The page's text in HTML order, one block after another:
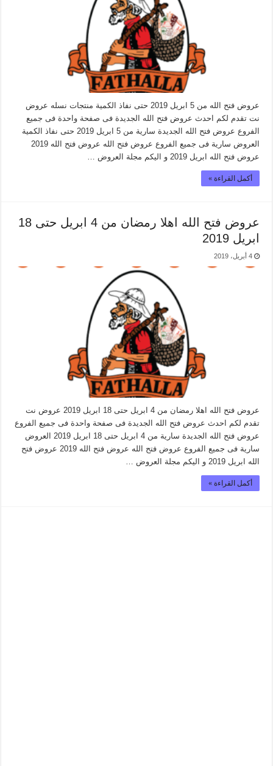
عروض فتح الله من 5 ابريل 2019 حتى نفاذ الكمية منتجات نسله عروض
نت تقدم لكم احدث عروض فتح الله الجديدة فى صفحة واحدة فى جميع
الفروع عروض فتح الله الجديدة سارية من 5 ابريل 2019 حتى نفاذ الكمية
العروض سارية فى جميع الفروع عروض فتح الله عروض فتح الله 2019
عروض فتح الله ابريل 2019 و اليكم مجلة العروض …
أكمل القراءة »
عروض فتح الله اهلا رمضان من 4 ابريل حتى 18
ابريل 2019
4 أبريل، 2019
عروض فتح الله اهلا رمضان من 4 ابريل حتى 18 ابريل 2019 عروض نت
تقدم لكم احدث عروض فتح الله الجديدة فى صفحة واحدة فى جميع الفروع
عروض فتح الله الجديدة سارية من 4 ابريل حتى 18 ابريل 2019 العروض
سارية فى جميع الفروع عروض فتح الله عروض فتح الله 2019 عروض فتح
الله ابريل 2019 و اليكم مجلة العروض …
أكمل القراءة »